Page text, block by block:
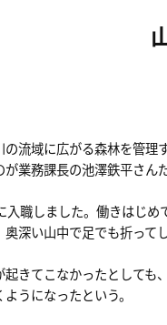
流域に広がる森林を管理
業務課長の池澤鉄平さんだ
入職しました。働きはじめ
深い山中で足でも折って
きてこなかったとして
うになったという。